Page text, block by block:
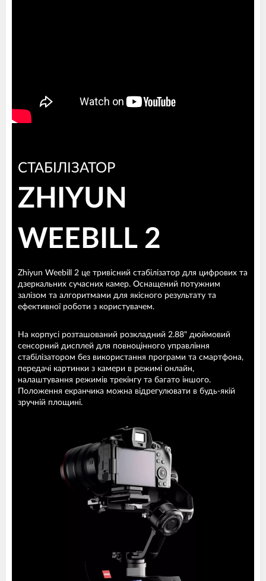
СТАБІЛІЗАТОР
ZHIYUN
WEEBILL 2
Zhiyun Weebill 2 це тривісний стабілізатор для цифрових та
дзеркальних сучасних камер. Оснащений потужним
залізом та алгоритмами для якісного результату та
ефективної роботи з користувачем.
На корпусі розташований розкладний 2.88" дюймовий
сенсорний дисплей для повноцінного управління
стабілізатором без використання програми та смартфона,
передачі картинки з камери в режимі онлайн,
налаштування режимів трекінгу та багато іншого.
Положення екранчика можна відрегулювати в будь-якій
зручній площині.